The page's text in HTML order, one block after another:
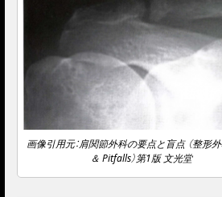
画像引用元：肩関節外科の要点と盲点 （整形
＆ Pitfalls）第1版 文光堂